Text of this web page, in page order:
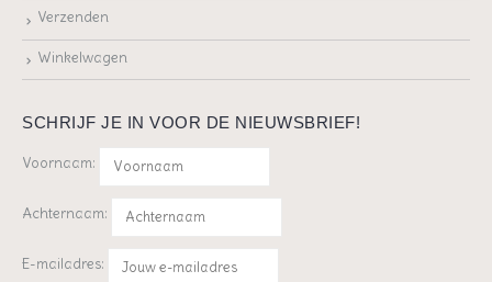
Verzenden
Winkelwagen
SCHRIJF JE IN VOOR DE NIEUWSBRIEF!
Voornaam:
Achternaam:
E-mailadres: